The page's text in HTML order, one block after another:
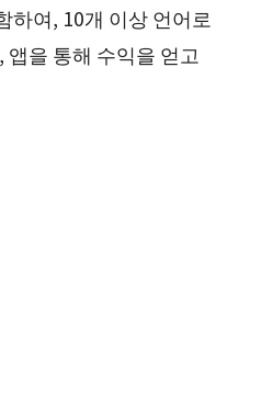
하여, 10개 이상 언어로
을 통해 수익을 얻고